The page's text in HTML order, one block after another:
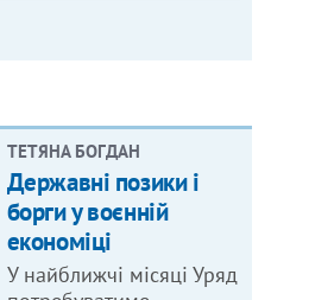
ТЕТЯНА БОГДАН
Державні позики і
борги у воєнній
економіці
У найближчі місяці Уряд